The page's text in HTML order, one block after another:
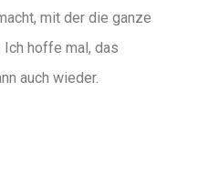
mit der die ganze
hoffe mal, das
auch wieder.